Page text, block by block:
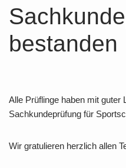
bestanden
Alle Prüflinge haben mit guter
Sachkundeprüfung für
Wir gratulieren herzlich allen